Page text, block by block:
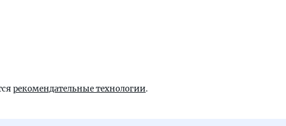
рекомендательные технологии.